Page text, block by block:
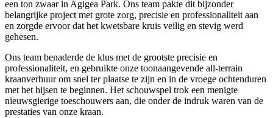
een ton zwaar in Agigea Park. Ons team pakte dit bijzonder
belangrijke project met grote zorg, precisie en professionaliteit aan
en zorgde ervoor dat het kwetsbare kruis veilig en stevig werd
gehesen.
Ons team benaderde de klus met de grootste precisie en
professionaliteit, en gebruikte onze toonaangevende all-terrain
kraanverhuur om snel ter plaatse te zijn en in de vroege ochtenduren
met het hijsen te beginnen. Het schouwspel trok een menigte
nieuwsgierige toeschouwers aan, die onder de indruk waren van de
prestaties van onze kraan.